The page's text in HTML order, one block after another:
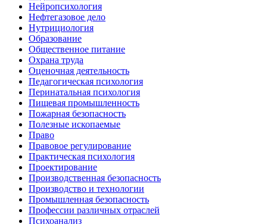
Нейропсихология
Нефтегазовое дело
Нутрициология
Образование
Общественное питание
Охрана труда
Оценочная деятельность
Педагогическая психология
Перинатальная психология
Пищевая промышленность
Пожарная безопасность
Полезные ископаемые
Право
Правовое регулирование
Практическая психология
Проектирование
Производственная безопасность
Производство и технологии
Промышленная безопасность
Профессии различных отраслей
Психоанализ